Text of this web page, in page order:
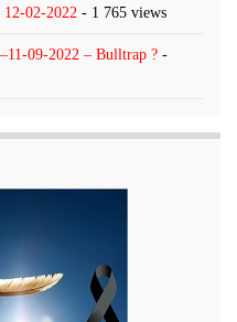
12-02-2022 - 1 765 views
09-2022 – Bulltrap ? -